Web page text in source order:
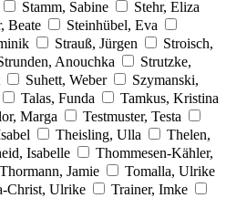
Stamm, Sabine
Stehr, Eliza
Beate
Steinhübel, Eva
Strauß, Jürgen
Stroisch,
Anouchka
Strutzke,
Suhett, Weber
Szymanski,
Talas, Funda
Tamkus, Kristina
Marga
Testmuster, Testa
Theisling, Ulla
Thelen,
Isabelle
Thommesen-Kähler,
Thormann, Jamie
Tomalla, Ulrike
Christ, Ulrike
Trainer, Imke